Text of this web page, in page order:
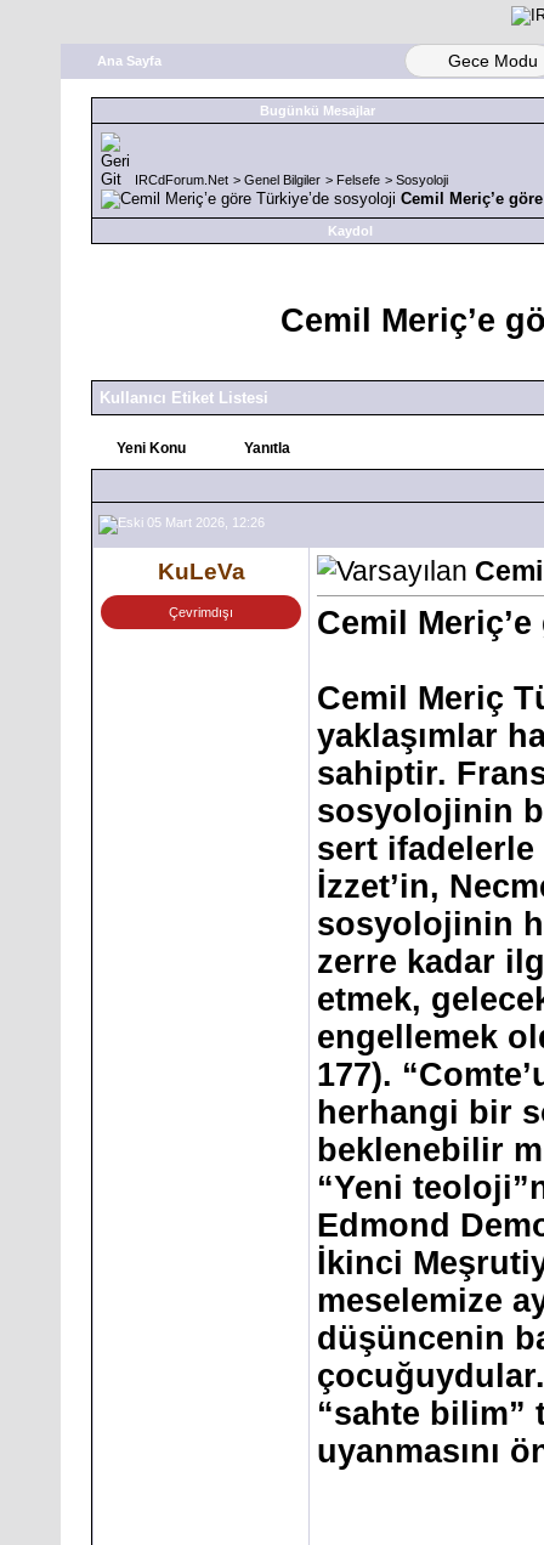
Ana Sayfa Gece Modu
Bugünkü Mesajlar
IRCdForum.Net > Genel Bilgiler > Felsefe > Sosyoloji
Cemil Meriç’e
Kaydol
Cemil Meriç’e
Kullanıcı Etiket Listesi
Yeni Konu Yanıtla
05 Mart 2026, 12:26
KuLeVa
Çevrimdışı Cemil
Cemil Meriç
yaklaşımlar
sahiptir.
sosyolojinin
sert ifadelerle
İzzet’in,
sosyolojinin
zerre kadar
etmek,
engellemek
177).
herhangi bir
beklenebilir
“Yeni
Edmond
İkinci
meselemize
düşüncenin
“sahte bilim”
uyanmasını